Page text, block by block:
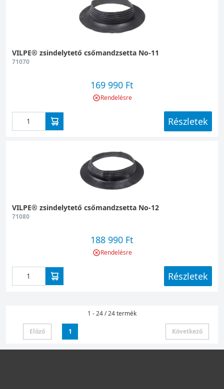
VILPE® zsindelytető csőmandzsetta No-11
71070
169 990 Ft
Rendelésre
Részletek
VILPE® zsindelytető csőmandzsetta No-12
71080
188 990 Ft
Rendelésre
Részletek
1 - 24 / 24 termék
Előző 1 Következő